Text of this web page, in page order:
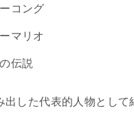
コング
マリオ
伝説
出した代表的人物として